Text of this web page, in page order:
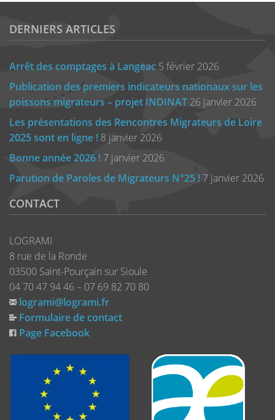
DERNIERS ARTICLES
Arrêt des comptages à Langeac 5 février 2026
Publication des premiers indicateurs nationaux sur les
poissons migrateurs – projet INDINAT 26 janvier 2026
Les présentations des Rencontres Migrateurs de Loire
2025 sont en ligne ! 8 janvier 2026
Bonne année 2026 ! 7 janvier 2026
Parution de Paroles de Migrateurs N°25 ! 7 janvier 2026
CONTACT
LOGRAMI
8 rue de la Ronde
03500 Saint-Pourçain sur Sioule
04 70 47 94 46 – 07 69 82 70 80
logrami@logrami.fr
Formulaire de contact
Page Facebook